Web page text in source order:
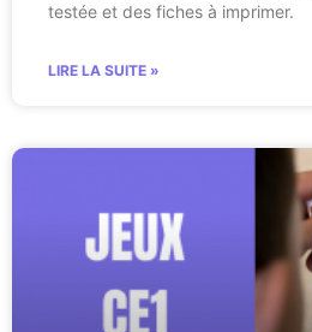
testée et des fiches à imprimer.
LIRE LA SUITE »